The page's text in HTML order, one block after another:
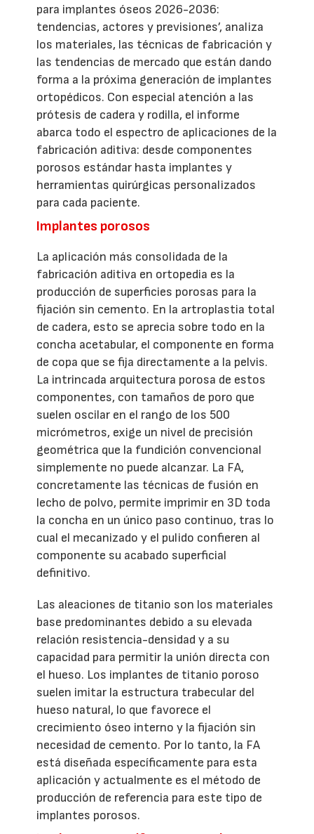
para implantes óseos 2026-2036:
tendencias, actores y previsiones’, analiza
los materiales, las técnicas de fabricación y
las tendencias de mercado que están dando
forma a la próxima generación de implantes
ortopédicos. Con especial atención a las
prótesis de cadera y rodilla, el informe
abarca todo el espectro de aplicaciones de la
fabricación aditiva: desde componentes
porosos estándar hasta implantes y
herramientas quirúrgicas personalizados
para cada paciente.
Implantes porosos
La aplicación más consolidada de la
fabricación aditiva en ortopedia es la
producción de superficies porosas para la
fijación sin cemento. En la artroplastia total
de cadera, esto se aprecia sobre todo en la
concha acetabular, el componente en forma
de copa que se fija directamente a la pelvis.
La intrincada arquitectura porosa de estos
componentes, con tamaños de poro que
suelen oscilar en el rango de los 500
micrómetros, exige un nivel de precisión
geométrica que la fundición convencional
simplemente no puede alcanzar. La FA,
concretamente las técnicas de fusión en
lecho de polvo, permite imprimir en 3D toda
la concha en un único paso continuo, tras lo
cual el mecanizado y el pulido confieren al
componente su acabado superficial
definitivo.
Las aleaciones de titanio son los materiales
base predominantes debido a su elevada
relación resistencia-densidad y a su
capacidad para permitir la unión directa con
el hueso. Los implantes de titanio poroso
suelen imitar la estructura trabecular del
hueso natural, lo que favorece el
crecimiento óseo interno y la fijación sin
necesidad de cemento. Por lo tanto, la FA
está diseñada específicamente para esta
aplicación y actualmente es el método de
producción de referencia para este tipo de
implantes porosos.